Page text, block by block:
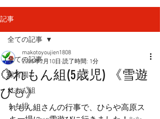
記事
全ての記事
保育園
れもん組
もも組
全ての記事
🍋れもん組(5歳児) 《雪遊
び☃️》
makotoyoujien1808
2025年2月10日 読了時間: 1分
れもん組さんの行事で、ひらや高原ス